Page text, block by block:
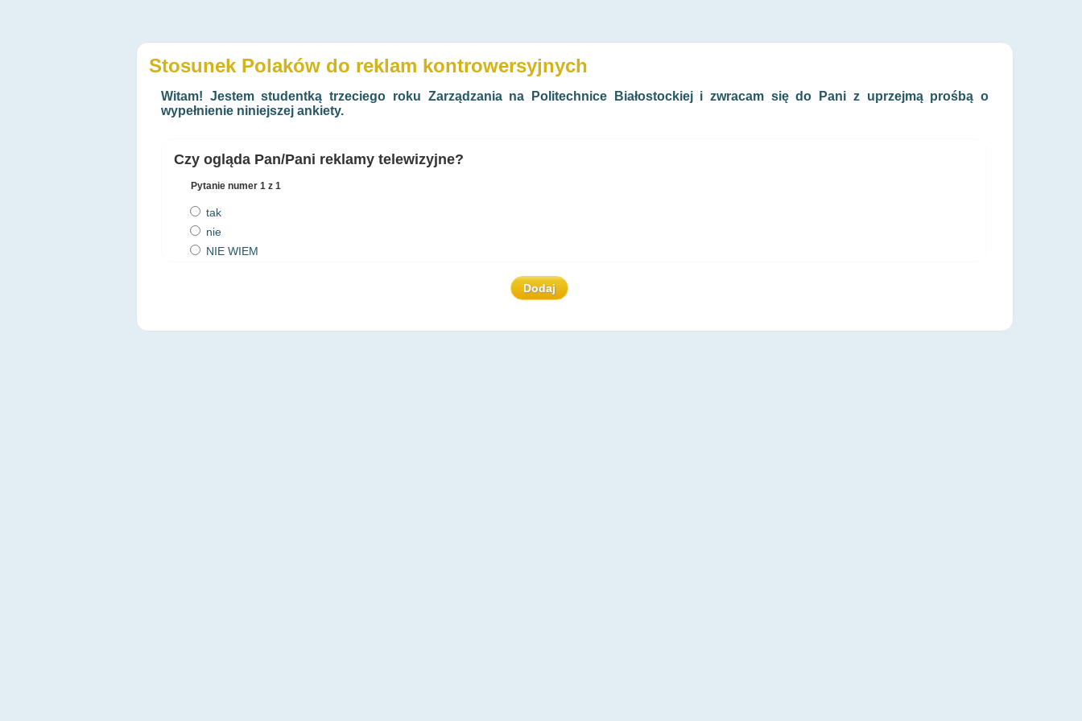
Stosunek Polaków do reklam kontrowersyjnych
Witam! Jestem studentką trzeciego roku Zarządzania na Politechnice Białostockiej i zwracam się do Pani z uprzejmą prośbą o
wypełnienie niniejszej ankiety.
Czy ogląda Pan/Pani reklamy telewizyjne?
Pytanie numer 1 z 1
tak
nie
NIE WIEM
Dodaj